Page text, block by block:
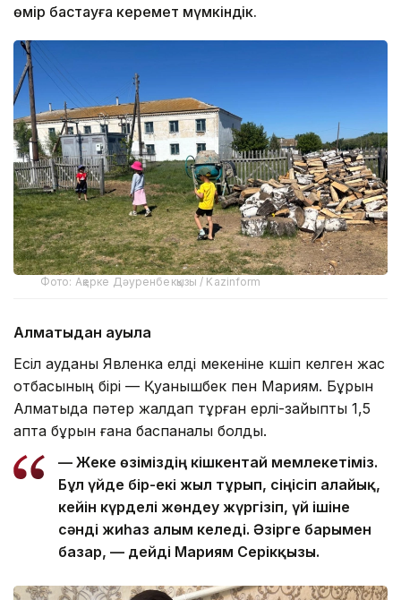
өмір бастауға керемет мүмкіндік.
Фото: Ақерке Дәуренбекқызы / Kazinform
Алматыдан ауылға
Есіл ауданы Явленка елді мекеніне көшіп келген жас
отбасының бірі — Қуанышбек пен Мариям. Бұрын
Алматыда пәтер жалдап тұрған ерлі-зайыпты 1,5
апта бұрын ғана баспаналы болды.
— Жеке өзіміздің кішкентай мемлекетіміз.
Бұл үйде бір-екі жыл тұрып, сіңісіп алайық,
кейін күрделі жөндеу жүргізіп, үй ішіне
сәнді жиһаз алғым келеді. Әзірге барымен
базар, — дейді Мариям Серікқызы.